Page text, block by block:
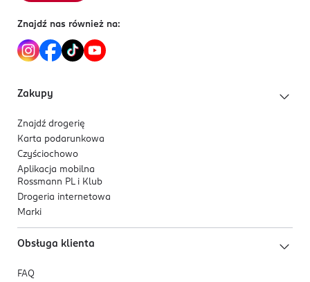
Znajdź nas również na:
Zakupy
Znajdź drogerię
Karta podarunkowa
Czyściochowo
Aplikacja mobilna
Rossmann PL i Klub
Drogeria internetowa
Marki
Obsługa klienta
FAQ